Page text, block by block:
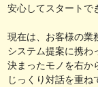
安心してスタートで
現在は、お客様の業
システム提案に携わ
決まったモノを右か
じっくり対話を重ね